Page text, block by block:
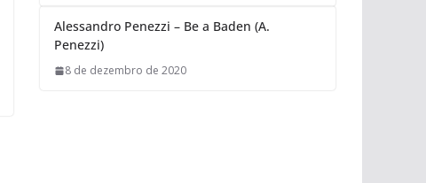
Alessandro Penezzi – Be a Baden (A.
Penezzi)
8 de dezembro de 2020